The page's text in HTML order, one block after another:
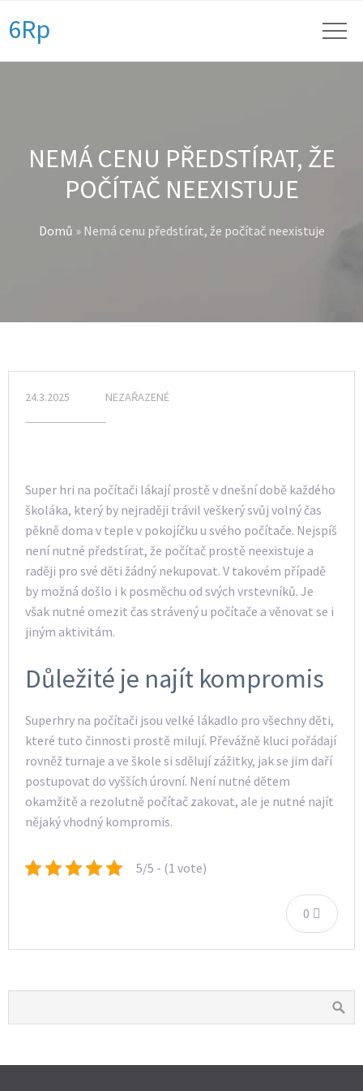
6Rp
NEMÁ CENU PŘEDSTÍRAT, ŽE
POČÍTAČ NEEXISTUJE
Domů » Nemá cenu předstírat, že počítač neexistuje
24.3.2025 NEZAŘAZENÉ
Super hri na počítači lákají prostě v dnešní době každého
školáka, který by nejraději trávil veškerý svůj volný čas
pěkně doma v teple v pokojíčku u svého počítače. Nejspíš
není nutné předstírat, že počítač prostě neexistuje a
raději pro své děti žádný nekupovat. V takovém případě
by možná došlo i k posměchu od svých vrstevníků. Je
však nutné omezit čas strávený u počítače a věnovat se i
jiným aktivitám.
Důležité je najít kompromis
Superhry na počítači jsou velké lákadlo pro všechny děti,
které tuto činnosti prostě milují. Převážně kluci pořádají
rovněž turnaje a ve škole si sdělují zážitky, jak se jim daří
postupovat do vyšších úrovní. Není nutné dětem
okamžitě a rezolutně počítač zakovat, ale je nutné najít
nějaký vhodný kompromis.
5/5 - (1 vote)
0